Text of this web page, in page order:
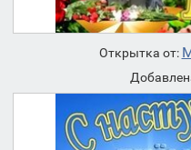
Открытка от: